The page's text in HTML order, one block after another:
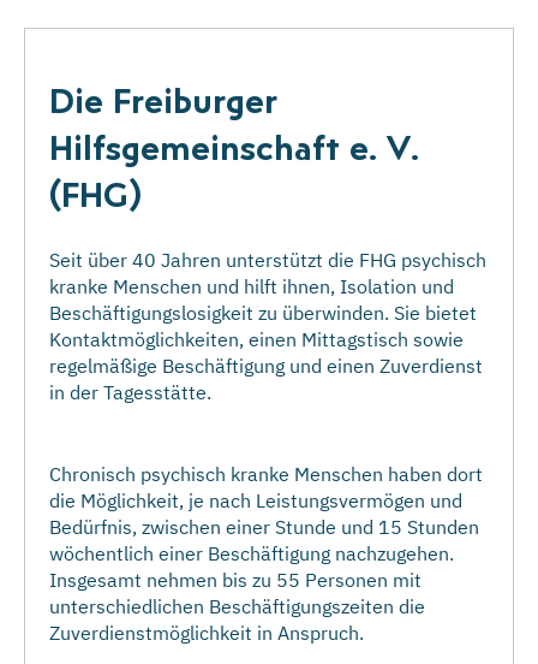
Die Freiburger
Hilfsgemeinschaft e. V.
(FHG)
Seit über 40 Jahren unterstützt die FHG psychisch
kranke Menschen und hilft ihnen, Isolation und
Beschäftigungslosigkeit zu überwinden. Sie bietet
Kontaktmöglichkeiten, einen Mittagstisch sowie
regelmäßige Beschäftigung und einen Zuverdienst
in der Tagesstätte.
Chronisch psychisch kranke Menschen haben dort
die Möglichkeit, je nach Leistungsvermögen und
Bedürfnis, zwischen einer Stunde und 15 Stunden
wöchentlich einer Beschäftigung nachzugehen.
Insgesamt nehmen bis zu 55 Personen mit
unterschiedlichen Beschäftigungszeiten die
Zuverdienstmöglichkeit in Anspruch.